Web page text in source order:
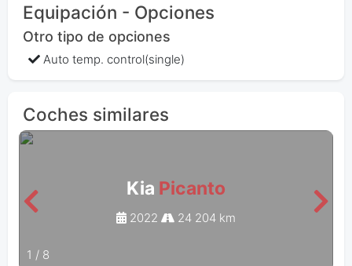
Equipación - Opciones
Otro tipo de opciones
Auto temp. control(single)
Coches similares
Kia Picanto
2022 24 204 km
1 / 8